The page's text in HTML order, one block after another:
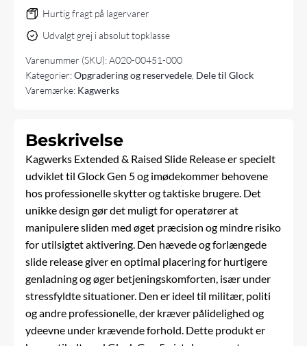
Release
for
Glock
Gen
antal
Hurtig fragt på lagervarer
Udvalgt grej i absolut topklasse
Varenummer (SKU):A020-00451-000
Kategorier:Opgradering og reservedele Dele til Glock
Varemærke: Kagwerks
Beskrivelse
Kagwerks Extended & Raised Slide Release er specielt
udviklet til Glock Gen 5 og imødekommer behovene
hos professionelle skytter og taktiske brugere. Det
unikke design gør det muligt for operatører at
manipulere sliden med øget præcision og mindre risiko
for utilsigtet aktivering. Den hævede og forlængede
slide release giver en optimal placering for hurtigere
genladningog øger betjeningskomforten, især under
stressfyldte situationer. Den er ideel til militær, politi
og andre professionelle, der kræver pålidelighed og
ydeevne under krævende forhold. Dette produkt er